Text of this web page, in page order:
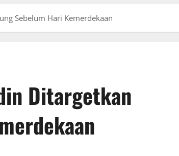
Sebelum Hari Kemerdekaan
Ditargetkan